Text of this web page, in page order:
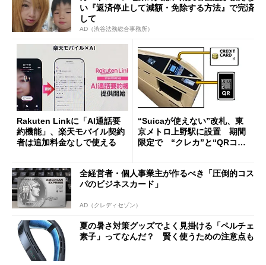
い『返済停止して減額・免除する方法』で完済
して
AD（渋谷法務総合事務所）
Rakuten Linkに「AI通話要
約機能」、楽天モバイル契約
者は追加料金なしで使える
“Suicaが使えない”改札、東
京メトロ上野駅に設置 期間
限定で “クレカ”と“QRコー
全経営者・個人事業主が作るべき「圧倒的コス
パのビジネスカード」
AD（クレディセゾン）
夏の暑さ対策グッズでよく見掛ける「ペルチェ
素子」ってなんだ？ 賢く使うための注意点も